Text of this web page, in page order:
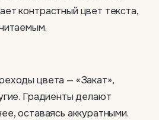
контрастный цвет текста,
цвета — «Закат»,
Градиенты делают
оставаясь аккуратными.